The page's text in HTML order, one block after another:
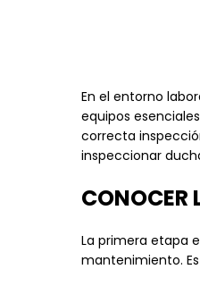
En el entorno
equipos
correcta
inspeccionar
CONOCER
La primera etapa
mantenimiento.